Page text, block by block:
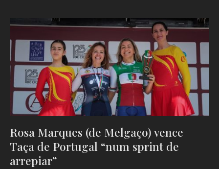
Rosa Marques (de Melgaço) vence
Taça de Portugal “num sprint de
arrepiar”